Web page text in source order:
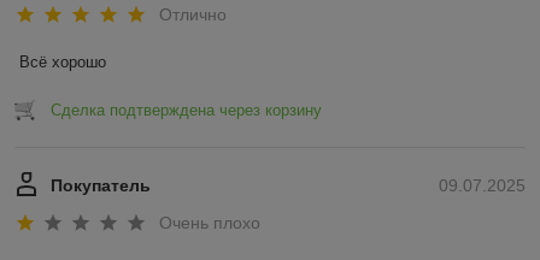
Отлично
Всё хорошо
Сделка подтверждена через корзину
09.07.2025
Покупатель
Очень плохо